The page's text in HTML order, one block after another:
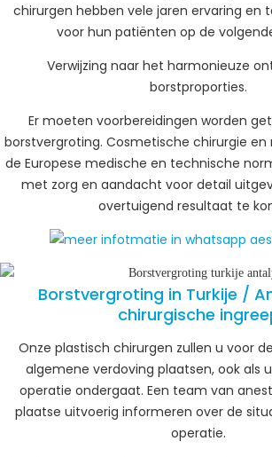
chirurgen hebben vele jaren ervaring en
voor hun patiënten op de
Verwijzing naar het harmonieuze
borstproporties.
Er moeten voorbereidingen worden
borstvergroting. Cosmetische chirurgie en
de Europese medische en technische
met zorg en aandacht voor detail
overtuigend resultaat te
Borstvergroting in Turkije /
chirurgische
Onze plastisch chirurgen zullen u voor
algemene verdoving plaatsen, ook als
operatie ondergaat. Een team van
plaatse uitvoerig informeren over de
operatie.